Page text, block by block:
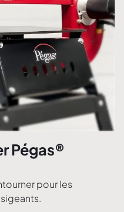
Pégas®
pour les